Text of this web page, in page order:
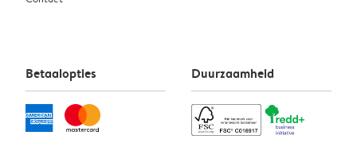
Betaalopties Duurzaamheid